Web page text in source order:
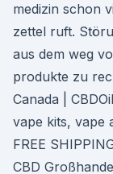
medizin schon
zettel ruft.
aus dem weg
produkte zu
Canada |
vape kits, vape
FREE
CBD